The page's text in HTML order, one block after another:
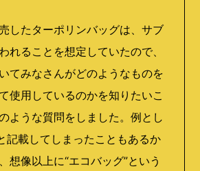
したターポリンバッグは、サブ
れることを想定していたので、
てみなさんがどのようなものを
使用しているのかを知りたいこ
ような質問をしました。例とし
記載してしまったこともあるか
想像以上に“エコバッグ”という